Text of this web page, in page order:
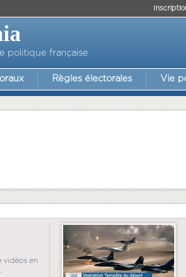
politique française
Règles électorales Vie
vidéos en